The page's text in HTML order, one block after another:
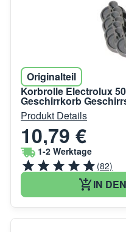
Originalteil
Korbrolle Electrolux
Geschirrkorb
Produkt Details
10,79 €
1-2 Werktage
(82)
IN